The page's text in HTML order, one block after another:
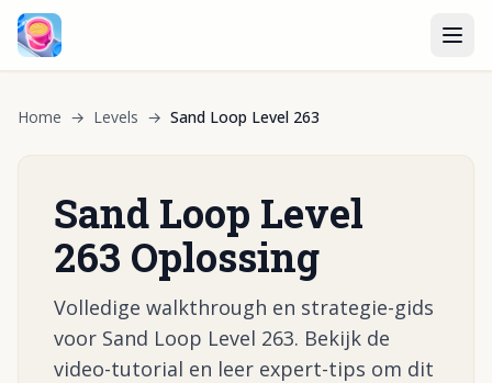
Home → Levels → Sand Loop Level 263
Sand Loop Level
263 Oplossing
Volledige walkthrough en strategie-gids
voor Sand Loop Level 263. Bekijk de
video-tutorial en leer expert-tips om dit